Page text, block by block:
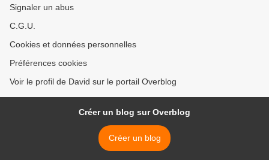
Signaler un abus
C.G.U.
Cookies et données personnelles
Préférences cookies
Voir le profil de David sur le portail Overblog
Créer un blog sur Overblog
Créer un blog